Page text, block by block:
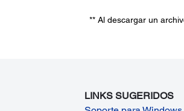
** Al descargar un
LINKS SUGERIDOS